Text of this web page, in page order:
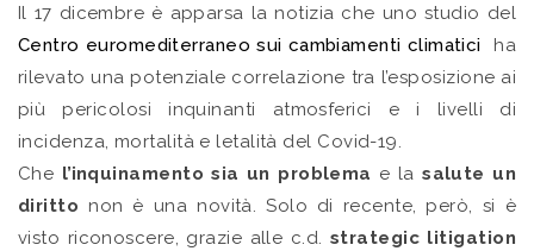
Il 17 dicembre è apparsa la notizia che uno studio del
Centro euromediterraneo sui cambiamenti climatici
ha
rilevato una potenziale correlazione tra l’esposizione ai
più pericolosi inquinanti atmosferici e i livelli di
incidenza, mortalità e letalità del Covid-19.
Che l’inquinamento sia un problema e lasalute un
diritto non è una novità. Solo di recente, però, si è
visto riconoscere, grazie alle c.d.strategic litigation